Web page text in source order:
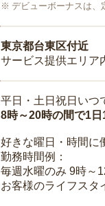
デビューボーナスは、
東京都台東区付近
サービス提供エリア
平日・土日祝日いつ
8時～20時の間で1日
好きな曜日・時間に
勤務時間例：
毎週水曜のみ 9時～
お客様のライフスタ